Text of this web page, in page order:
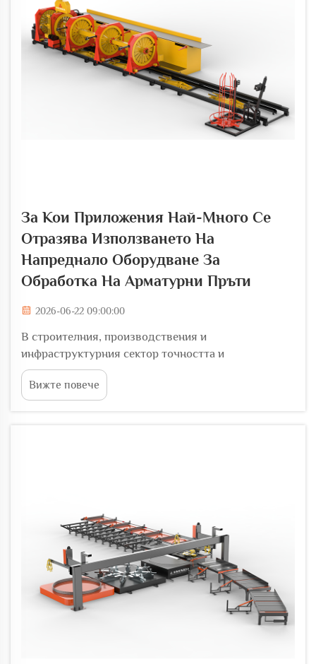
За Кои Приложения Най-Много Се
Отразява Използването На
Напреднало Оборудване За
Обработка На Арматурни Пръти
2026-06-22 09:00:00
В строителния, производствения и
инфраструктурния сектор точността и
ефективността при обработката на армиращи
материали са станали критични оперативни
приоритети. Оборудването за обработка на
Вижте повече